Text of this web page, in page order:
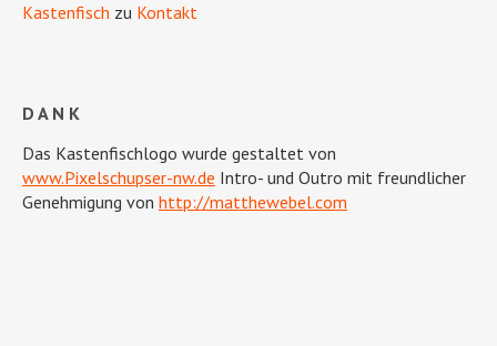
Kastenfisch zu Kontakt
DANK
Das Kastenfischlogo wurde gestaltet von
www.Pixelschupser-nw.de Intro- und Outro mit freundlicher
Genehmigung von http://matthewebel.com